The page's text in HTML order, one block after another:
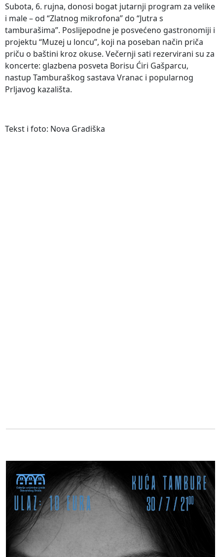
Subota, 6. rujna, donosi bogat jutarnji program za velike
i male – od “Zlatnog mikrofona” do “Jutra s
tamburašima”. Poslijepodne je posvećeno gastronomiji i
projektu “Muzej u loncu”, koji na poseban način priča
priču o baštini kroz okuse. Večernji sati rezervirani su za
koncerte: glazbena posveta Borisu Ćiri Gašparcu,
nastup Tamburaškog sastava Vranac i popularnog
Prljavog kazališta.
Tekst i foto: Nova Gradiška